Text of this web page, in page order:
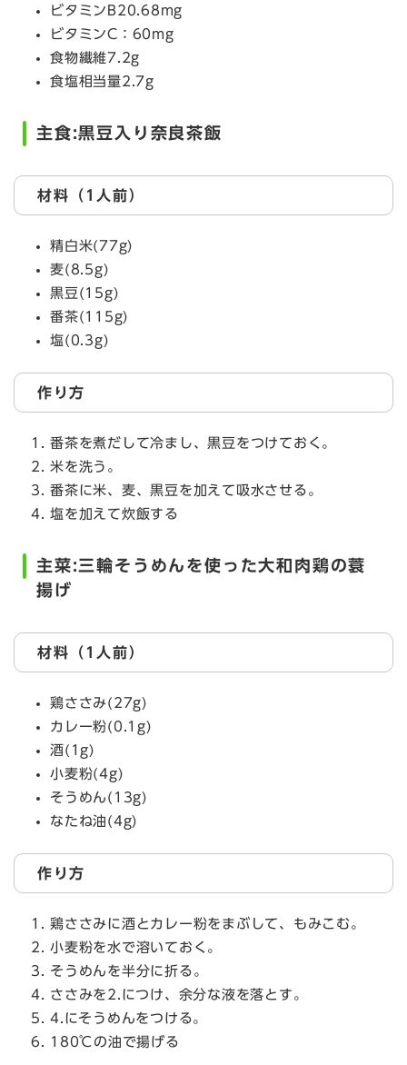
ビタミンB20.68mg
ビタミンC：60mg
食物繊維7.2g
食塩相当量2.7g
主食:黒豆入り奈良茶飯
材料（1人前）
精白米(77g)
麦(8.5g)
黒豆(15g)
番茶(115g)
塩(0.3g)
作り方
番茶を煮だして冷まし、黒豆をつけておく。
米を洗う。
番茶に米、麦、黒豆を加えて吸水させる。
塩を加えて炊飯する
主菜:三輪そうめんを使った大和肉鶏の蓑
揚げ
材料（1人前）
鶏ささみ(27g)
カレー粉(0.1g)
酒(1g)
小麦粉(4g)
そうめん(13g)
なたね油(4g)
作り方
鶏ささみに酒とカレー粉をまぶして、もみこむ。
小麦粉を水で溶いておく。
そうめんを半分に折る。
ささみを2.につけ、余分な液を落とす。
4.にそうめんをつける。
180℃の油で揚げる